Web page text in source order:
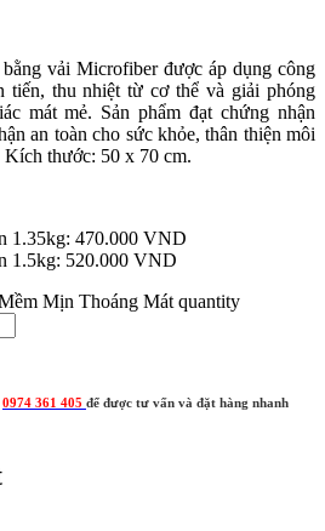
vải Microfiber được áp dụng công
tiến, thu nhiệt từ cơ thể và giải phóng
mát mẻ. Sản phẩm đạt chứng nhận
an toàn cho sức khỏe, thân thiện môi
thước: 50 x 70 cm.
1.35kg: 470.000 VND
1.5kg: 520.000 VND
Mịn Thoáng Mát quantity
0974 361 405 để được tư vấn và đặt hàng nhanh